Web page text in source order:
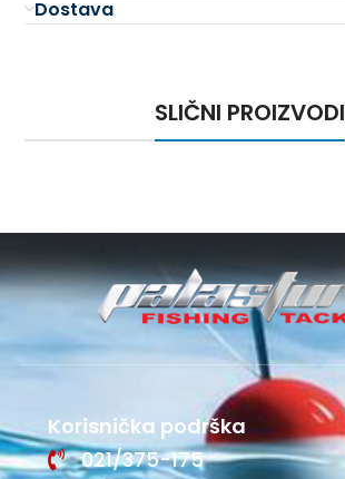
Dostava
SLIČNI PROIZVODI
Korisnička podrška
021/375-175